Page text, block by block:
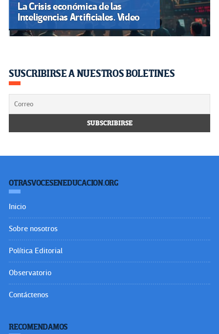
La Crisis económica de las
Inteligencias Artificiales. Video
SUSCRIBIRSE A NUESTROS BOLETINES
OTRASVOCESENEDUCACION.ORG
Inicio
Sobre nosotros
Política Editorial
Observatorio
Contáctenos
RECOMENDAMOS